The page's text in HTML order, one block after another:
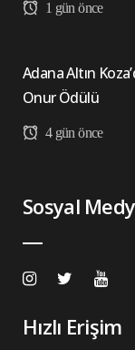
1 gün önce
Adana Altın
Onur Ödülü
4 gün önce
Sosyal
Hızlı Erişim